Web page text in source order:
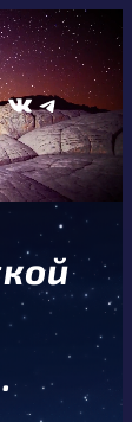
ВКонтакте Telegram